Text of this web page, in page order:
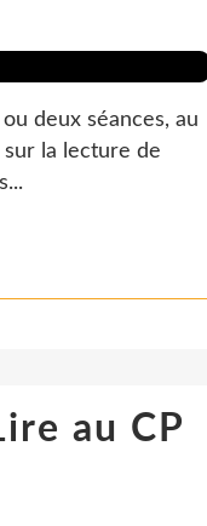
deux séances, au
la lecture de
au CP